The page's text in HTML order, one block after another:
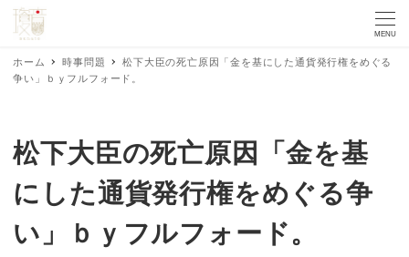
MENU
ホーム 時事問題
松下大臣の死亡原因「金を基にした通貨発行権をめぐる
争い」ｂｙフルフォード。
松下大臣の死亡原因「金を基
にした通貨発行権をめぐる争
い」ｂｙフルフォード。